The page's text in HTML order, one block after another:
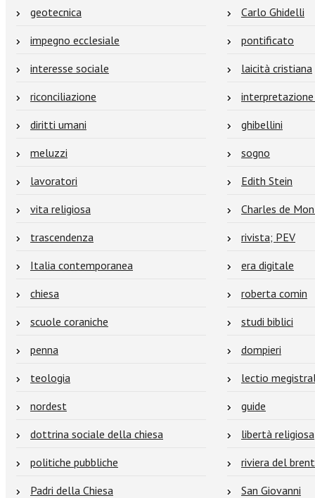
geotecnica
Carlo Ghidelli
impegno ecclesiale
pontificato
interesse sociale
laicità cristiana
riconciliazione
diritti umani
ghibellini
meluzzi
sogno
lavoratori
Edith Stein
vita religiosa
Charles de
trascendenza
rivista; PEV
Italia contemporanea
era digitale
chiesa
roberta comin
scuole coraniche
studi biblici
penna
dompieri
teologia
lectio
nordest
guide
dottrina sociale della chiesa
libertà religiosa
politiche pubbliche
riviera del
Padri della Chiesa
San Giovanni